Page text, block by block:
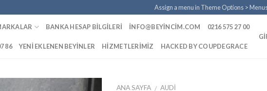
Assign a menu in Theme Options >
BANKA HESAP BILGILERI INFO@BEYINCIM.COM 0216 575 27 00
86 YENI EKLENEN BEYINLER HIZMETLERIMIZ HACKED BY COUPDEGRACE
ANA SAYFA / AUDI